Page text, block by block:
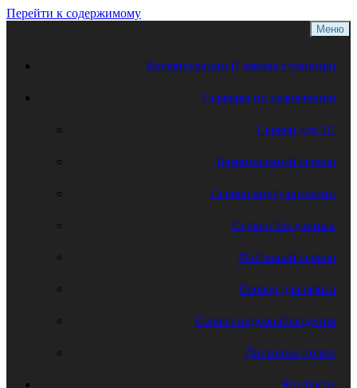
Перейти к содержимому
Меню
Конфигурации (Главная страница)
Серверы по назначению
Сервер для 1С
Терминальный сервер
Сервер виртуализации
Сервер баз данных
Файловый сервер
Сервер для офиса
Сервер видеонаблюдения
Дисковые полки
Контакты